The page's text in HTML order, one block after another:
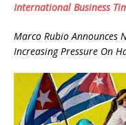
International Business
Marco Rubio Announces
Increasing Pressure On